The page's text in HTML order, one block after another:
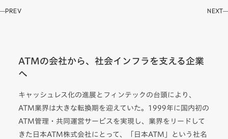
ATMの会社から、社会インフラを支える企業
へ
キャッシュレス化の進展とフィンテックの台頭により、
ATM業界は大きな転換期を迎えていた。1999年に国内初の
ATM管理・共同運営サービスを実現し、業界をリードして
きた日本ATM株式会社にとって、「日本ATM」という社名
PREV NEXT